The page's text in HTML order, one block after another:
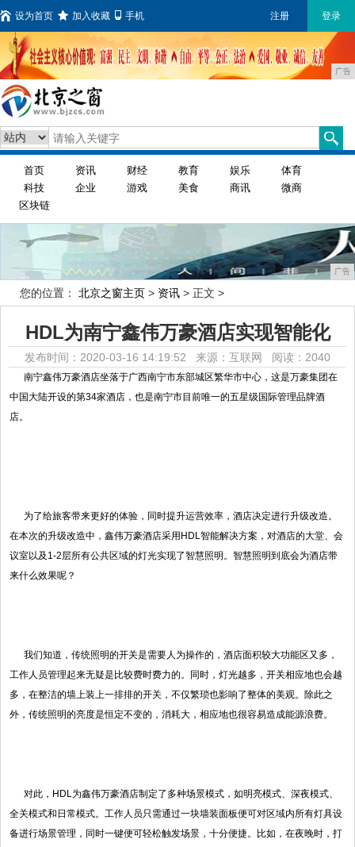
设为首页 加入收藏 手机 注册 登录
广告
首页 资讯 财经 教育 娱乐
体育
科技
企业 游戏 美食 商讯
微商
区块链
广告
您的位置： 北京之窗主页 > 资讯 > 正文 >
HDL为南宁鑫伟万豪酒店实现智能化
发布时间：2020-03-16 14:19:52 来源：互联网 阅读：2040
南宁鑫伟万豪酒店坐落于广西南宁市东部城区繁华市中心，这是万豪集团在
中国大陆开设的第34家酒店，也是南宁市目前唯一的五星级国际管理品牌酒
店。
为了给旅客带来更好的体验，同时提升运营效率，酒店决定进行升级改造。
在本次的升级改造中，鑫伟万豪酒店采用HDL智能解决方案，对酒店的大堂、会
议室以及1-2层所有公共区域的灯光实现了智慧照明。智慧照明到底会为酒店带
来什么效果呢？
我们知道，传统照明的开关是需要人为操作的，酒店面积较大功能区又多，
工作人员管理起来无疑是比较费时费力的。同时，灯光越多，开关相应地也会越
多，在整洁的墙上装上一排排的开关，不仅繁琐也影响了整体的美观。除此之
外，传统照明的亮度是恒定不变的，消耗大，相应地也很容易造成能源浪费。
对此，HDL为鑫伟万豪酒店制定了多种场景模式，如明亮模式、深夜模式、
全关模式和日常模式。工作人员只需通过一块墙装面板便可对区域内所有灯具设
备进行场景管理，同时一键便可轻松触发场景，十分便捷。比如，在夜晚时，打